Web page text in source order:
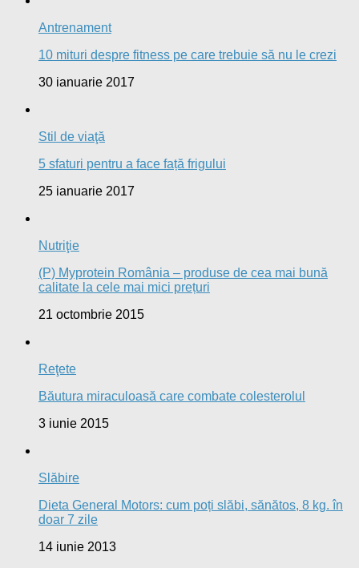
Antrenament
10 mituri despre fitness pe care trebuie să nu le crezi
30 ianuarie 2017
Stil de viaţă
5 sfaturi pentru a face față frigului
25 ianuarie 2017
Nutriţie
(P) Myprotein România – produse de cea mai bună
calitate la cele mai mici prețuri
21 octombrie 2015
Reţete
Băutura miraculoasă care combate colesterolul
3 iunie 2015
Slăbire
Dieta General Motors: cum poți slăbi, sănătos, 8 kg. în
doar 7 zile
14 iunie 2013